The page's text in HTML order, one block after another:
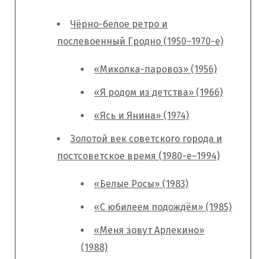
Чёрно-белое ретро и
послевоенный Гродно (1950–1970-е)
«Миколка-паровоз» (1956)
«Я родом из детства» (1966)
«Ясь и Янина» (1974)
Золотой век советского города и
постсоветское время (1980-е–1994)
«Белые Росы» (1983)
«С юбилеем подождём» (1985)
«Меня зовут Арлекино»
(1988)